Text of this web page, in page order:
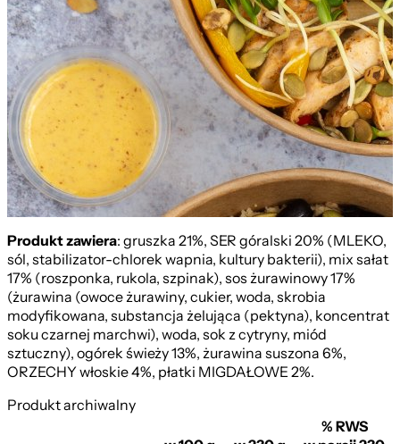
z Kurczakiem
Produkt zawiera: gruszka 21%, SER góralski 20% (MLEKO,
sól, stabilizator-chlorek wapnia, kultury bakterii), mix sałat
17% (roszponka, rukola, szpinak), sos żurawinowy 17%
(żurawina (owoce żurawiny, cukier, woda, skrobia
modyfikowana, substancja żelująca (pektyna), koncentrat
soku czarnej marchwi), woda, sok z cytryny, miód
sztuczny), ogórek świeży 13%, żurawina suszona 6%,
ORZECHY włoskie 4%, płatki MIGDAŁOWE 2%.
Produkt archiwalny
% RWS